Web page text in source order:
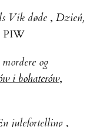
Vik døde , Dzień,
PIW
og
i bohaterów,
julefortelling ,